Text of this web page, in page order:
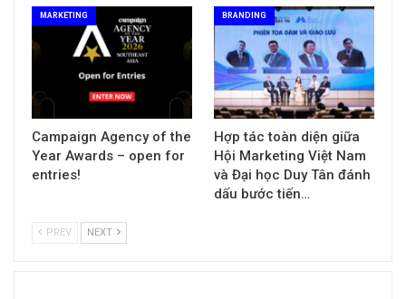
MARKETING
Campaign Agency of the
Year Awards – open for
entries!
BRANDING
Hợp tác toàn diện giữa
Hội Marketing Việt Nam
và Đại học Duy Tân đánh
dấu bước tiến…
PREV NEXT